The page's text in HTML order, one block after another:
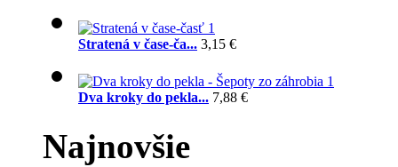
Stratená v čase-ča... 3,15 €
Dva kroky do pekla... 7,88 €
Najnovšie